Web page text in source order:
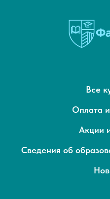
Все
Оплата
Акции
Сведения об